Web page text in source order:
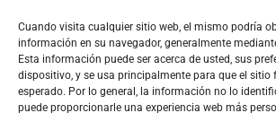
Cuando visita cualquier sitio web, el mismo podría
información en su navegador, generalmente
Esta información puede ser acerca de usted, sus
dispositivo, y se usa principalmente para que el sitio
esperado. Por lo general, la información no lo
puede proporcionarle una experiencia web más
Longevo Legendario
Contacto